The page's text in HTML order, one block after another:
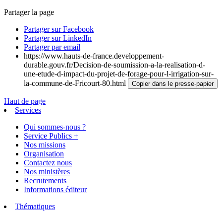
Partager la page
Partager sur Facebook
Partager sur LinkedIn
Partager par email
https://www.hauts-de-france.developpement-
durable.gouv.fr/Decision-de-soumission-a-la-realisation-d-
une-etude-d-impact-du-projet-de-forage-pour-l-irrigation-sur-
la-commune-de-Fricourt-80.html
Copier dans le presse-papier
Haut de page
Services
Qui sommes-nous ?
Service Publics +
Nos missions
Organisation
Contactez nous
Nos ministères
Recrutements
Informations éditeur
Thématiques